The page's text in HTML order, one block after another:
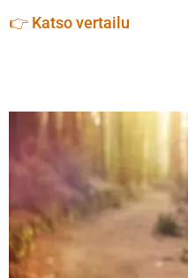
👉 Katso vertailu